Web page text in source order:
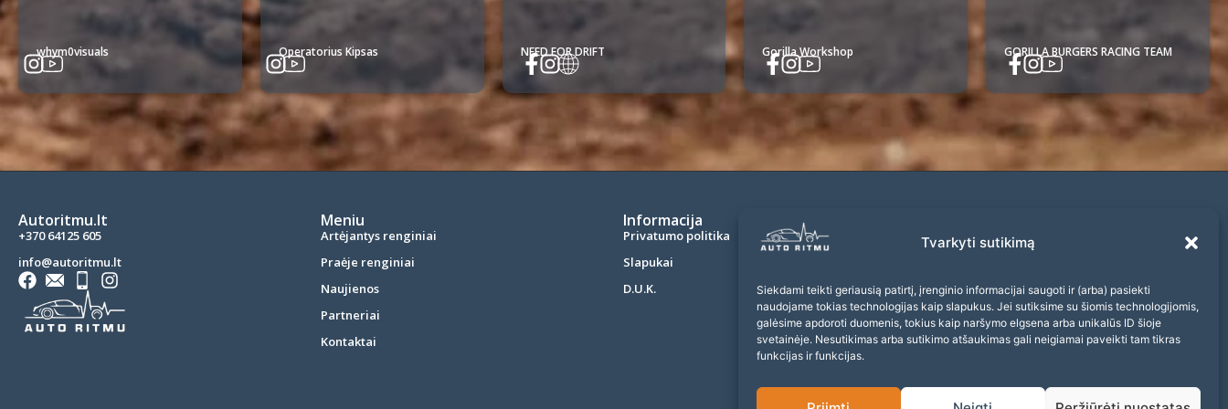
Tvarkyti sutikimą
Siekdami teikti geriausią patirtį, įrenginio informacijai saugoti ir (arba) pasiekti
naudojame tokias technologijas kaip slapukus. Jei sutiksime su šiomis technologijomis,
galėsime apdoroti duomenis, tokius kaip naršymo elgsena arba unikalūs ID šioje
svetainėje. Nesutikimas arba sutikimo atšaukimas gali neigiamai paveikti tam tikras
funkcijas ir funkcijas.
whym0visuals Operatorius Kipsas NEED FOR DRIFT Gorilla Workshop GORILLA BURGERS RACING TEAM
Autoritmu.lt
+370 64125 605
info@autoritmu.lt
Meniu
Artėjantys renginiai
Praėje renginiai
Naujienos
Partneriai
Kontaktai
Informacija
Privatumo politika
Slapukai
D.U.K.
Prenumeruokite naujienlaiškį ir nepraleiskite